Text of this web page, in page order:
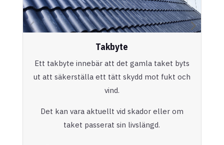
Takbyte
Ett takbyte innebär att det gamla taket byts
ut att säkerställa ett tätt skydd mot fukt och
vind.
Det kan vara aktuellt vid skador eller om
taket passerat sin livslängd.